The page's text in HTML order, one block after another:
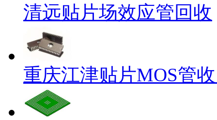
清远贴片场效应管回收
重庆江津贴片MOS管